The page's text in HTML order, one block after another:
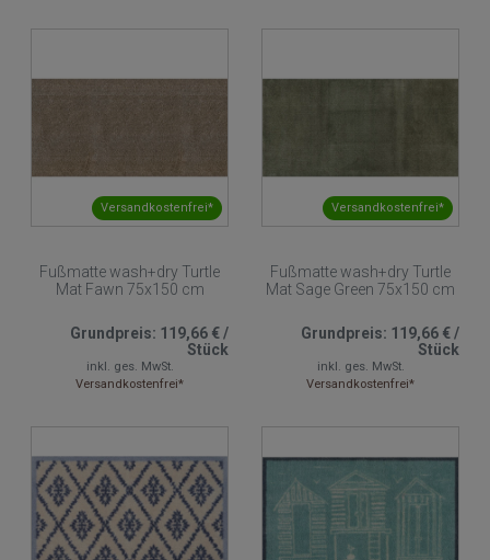
Versandkostenfrei*
Fußmatte wash+dry Turtle
Mat Fawn 75x150 cm
Grundpreis: 119,66 €/
Stück
inkl. ges. MwSt.
Versandkostenfrei*
Versandkostenfrei*
Fußmatte wash+dry Turtle
Mat Sage Green 75x150 cm
Grundpreis: 119,66 €/
Stück
inkl. ges. MwSt.
Versandkostenfrei*